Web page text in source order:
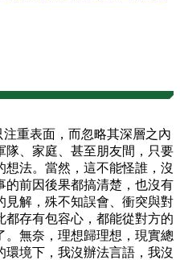
注重表面，而忽略其深層之內
隊、家庭、甚至朋友間，只要
法。當然，這不能怪誰，沒
的前因後果都搞清楚，也沒有
見解，殊不知誤會、衝突與對
都存有包容心，都能從對方的
無奈，理想歸理想，現實總
境下，我沒辦法言語，我沒